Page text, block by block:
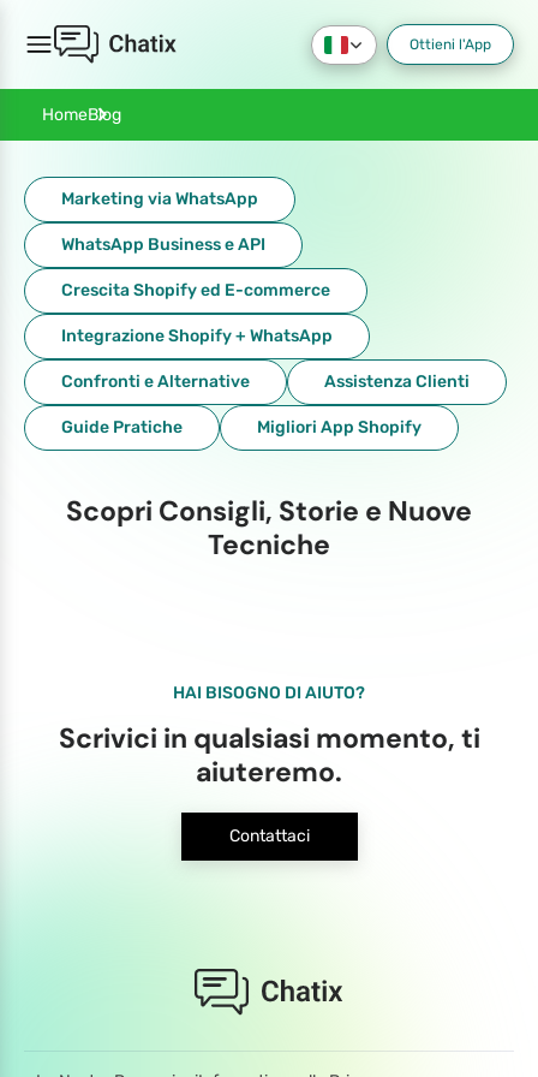
Ottieni l'App
HomeBlog
Marketing via WhatsApp
WhatsApp Business e API
Crescita Shopify ed E-commerce
Integrazione Shopify + WhatsApp
Confronti e Alternative Assistenza Clienti
Guide Pratiche Migliori App Shopify
Scopri Consigli, Storie e Nuove
Tecniche
HAI BISOGNO DI AIUTO?
Scrivici in qualsiasi momento, ti
aiuteremo.
Contattaci